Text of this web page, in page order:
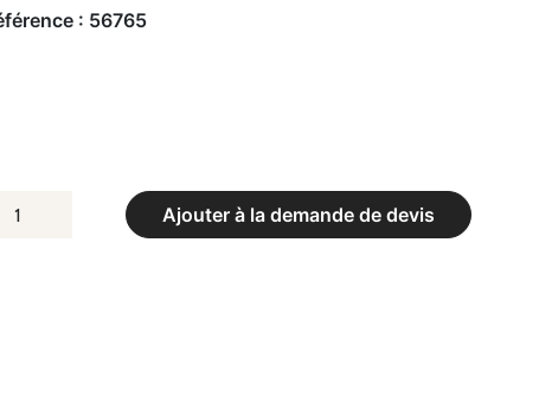
: 56765
Ajouter à la demande de devis